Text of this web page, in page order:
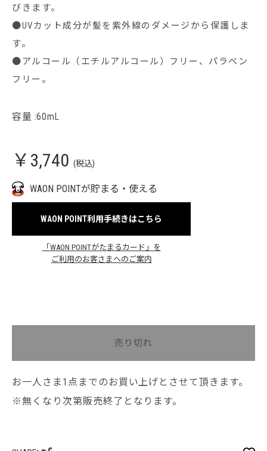
びきます。
●UVカット成分が髪を紫外線のダメージから保護しま
す。
●アルコール（エチルアルコール）フリー、パラベン
フリー。
容量 :60mL
￥3,740 (税込)
WAON POINTが貯まる・使える
WAON POINT利用手続きはこちら
「WAON POINTがたまるカード」を
ご利用のお客さまへのご案内
売り切れ
お一人さま1点までのお買い上げとさせて頂きます。
※無くなり次第販売終了となります。